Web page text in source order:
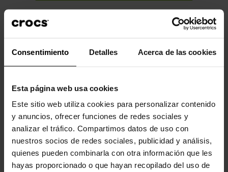
Consentimiento Detalles Acerca de las cookies
Esta página web usa cookies
Este sitio web utiliza cookies para personalizar contenido
y anuncios, ofrecer funciones de redes sociales y
analizar el tráfico. Compartimos datos de uso con
nuestros socios de redes sociales, publicidad y análisis,
quienes pueden combinarla con otra información que les
hayas proporcionado o que hayan recopilado del uso de
Descrição
Desfrute de um ajuste personalizado, resistência à água e
Perfeito para a água e flutuante, pesa apenas alguns gramas.
Os orifícios de ventilação proporcionam respirabilidade
enquanto absorvem água e sujeira.
Fácil de limpar e rápido de secar.